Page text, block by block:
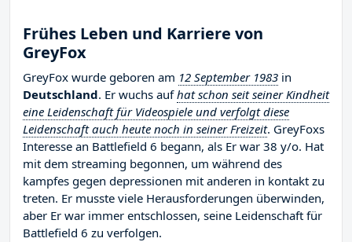
Frühes Leben und Karriere von
GreyFox
GreyFox wurde geboren am 12 September 1983 in
Deutschland. Er wuchs aufhat schon seit seiner Kindheit
eine Leidenschaft für Videospiele und verfolgt diese
Leidenschaft auch heute noch in seiner Freizeit. GreyFoxs
Interesse an Battlefield 6 begann, als Er war 38 y/o. Hat
mit dem streaming begonnen, um während des
kampfes gegen depressionen mit anderen in kontakt zu
treten. Er musste viele Herausforderungen überwinden,
aber Er war immer entschlossen, seine Leidenschaft für
Battlefield 6 zu verfolgen.